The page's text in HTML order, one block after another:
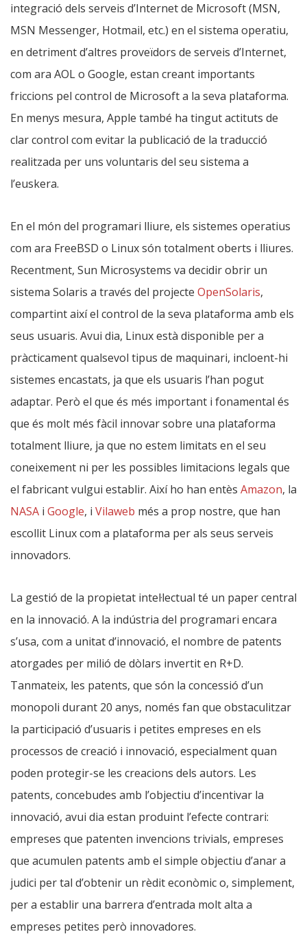
integració dels serveis d’Internet de Microsoft (MSN,
MSN Messenger, Hotmail, etc.) en el sistema operatiu,
en detriment d’altres proveïdors de serveis d’Internet,
com ara AOL o Google, estan creant importants
friccions pel control de Microsoft a la seva plataforma.
En menys mesura, Apple també ha tingut actituts de
clar control com evitar la publicació de la traducció
realitzada per uns voluntaris del seu sistema a
l’euskera.
En el món del programari lliure, els sistemes operatius
com ara FreeBSD o Linux són totalment oberts i lliures.
Recentment, Sun Microsystems va decidir obrir un
sistema Solaris a través del projecte OpenSolaris,
compartint així el control de la seva plataforma amb els
seus usuaris. Avui dia, Linux està disponible per a
pràcticament qualsevol tipus de maquinari, incloent-hi
sistemes encastats, ja que els usuaris l’han pogut
adaptar. Però el que és més important i fonamental és
que és molt més fàcil innovar sobre una plataforma
totalment lliure, ja que no estem limitats en el seu
coneixement ni per les possibles limitacions legals que
el fabricant vulgui establir. Així ho han entès Amazon, la
NASA i Google, i Vilaweb més a prop nostre, que han
escollit Linux com a plataforma per als seus serveis
innovadors.
La gestió de la propietat intel·lectual té un paper central
en la innovació. A la indústria del programari encara
s’usa, com a unitat d’innovació, el nombre de patents
atorgades per milió de dòlars invertit en R+D.
Tanmateix, les patents, que són la concessió d’un
monopoli durant 20 anys, només fan que obstaculitzar
la participació d’usuaris i petites empreses en els
processos de creació i innovació, especialment quan
poden protegir-se les creacions dels autors. Les
patents, concebudes amb l’objectiu d’incentivar la
innovació, avui dia estan produint l’efecte contrari:
empreses que patenten invencions trivials, empreses
que acumulen patents amb el simple objectiu d’anar a
judici per tal d’obtenir un rèdit econòmic o, simplement,
per a establir una barrera d’entrada molt alta a
empreses petites però innovadores.